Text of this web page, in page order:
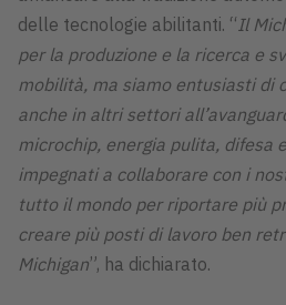
delle tecnologie abilitanti. “ Il
per la produzione e la ricerca e
mobilità, ma siamo entusiasti di
anche in altri settori
microchip, energia pulita, difesa
impegnati a collaborare con i
tutto il mondo per riportare più
creare più posti di lavoro ben
Michigan”, ha dichiarato.